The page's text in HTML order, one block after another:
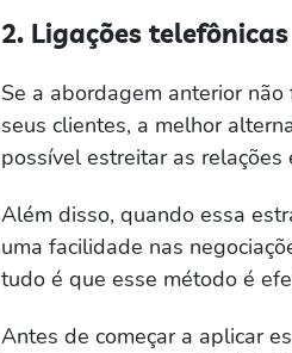
2. Ligações telefônicas
Se a abordagem anterior
seus clientes, a melhor
possível estreitar as
Além disso, quando essa
uma facilidade nas
tudo é que esse método é
Antes de começar a aplicar